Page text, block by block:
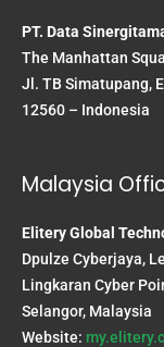
PT. Data
The Manhattan
Jl. TB Simatupang,
12560 – Indonesia
Malaysia
Elitery Global
Dpulze Cyberjaya,
Lingkaran Cyber
Selangor, Malaysia
Website: